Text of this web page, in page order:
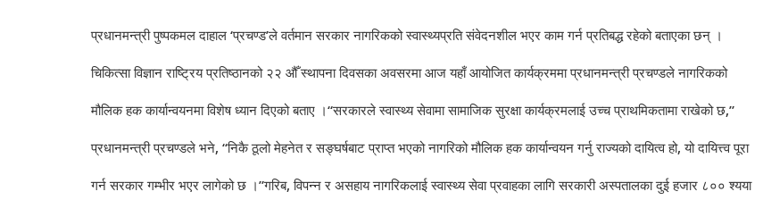
प्रधानमन्त्री पुष्पकमल दाहाल ‘प्रचण्ड’ले वर्तमान सरकार नागरिकको स्वास्थ्यप्रति संवेदनशील भएर काम गर्न प्रतिबद्ध रहेको बताएका छन् ।
चिकित्सा विज्ञान राष्ट्रिय प्रतिष्ठानको २२ औँ स्थापना दिवसका अवसरमा आज यहाँ आयोजित कार्यक्रममा प्रधानमन्त्री प्रचण्डले नागरिकको
मौलिक हक कार्यान्वयनमा विशेष ध्यान दिएको बताए ।“सरकारले स्वास्थ्य सेवामा सामाजिक सुरक्षा कार्यक्रमलाई उच्च प्राथमिकतामा राखेको छ,”
प्रधानमन्त्री प्रचण्डले भने, “निकै ठूलो मेहनेत र सङ्घर्षबाट प्राप्त भएको नागरिको मौलिक हक कार्यान्वयन गर्नु राज्यको दायित्व हो, यो दायित्त्व पूरा
गर्न सरकार गम्भीर भएर लागेको छ ।”गरिब, विपन्न र असहाय नागरिकलाई स्वास्थ्य सेवा प्रवाहका लागि सरकारी अस्पतालका दुई हजार ८०० श्यया